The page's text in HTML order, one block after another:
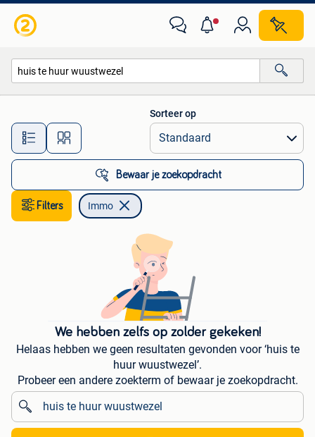
Alle afstanden…
Sorteer op
Bewaar je zoekopdracht
Filters Immo
We hebben zelfs op zolder gekeken!
Helaas hebben we geen resultaten gevonden voor ‘huis te
huur wuustwezel’.
Probeer een andere zoekterm of bewaar je zoekopdracht.